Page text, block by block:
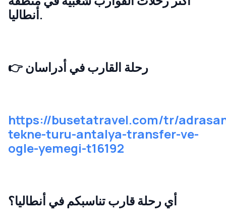
أنطاليا.
👉رحلة القارب في أدراسان
https://busetatravel.com/tr/
tekne-turu-antalya-transfer-ve-
ogle-yemegi-t16192
أي رحلة قارب تناسبكم في أنطاليا؟